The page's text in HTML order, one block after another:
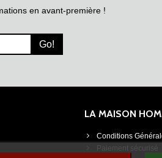
en avant-première !
Go!
LA MAISON
Conditions
Paiement sécurisé